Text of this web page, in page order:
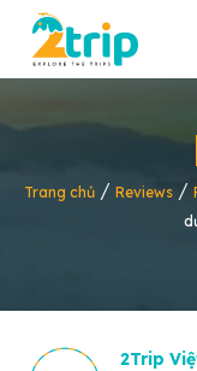
Trang chủ / Reviews /
2Trip